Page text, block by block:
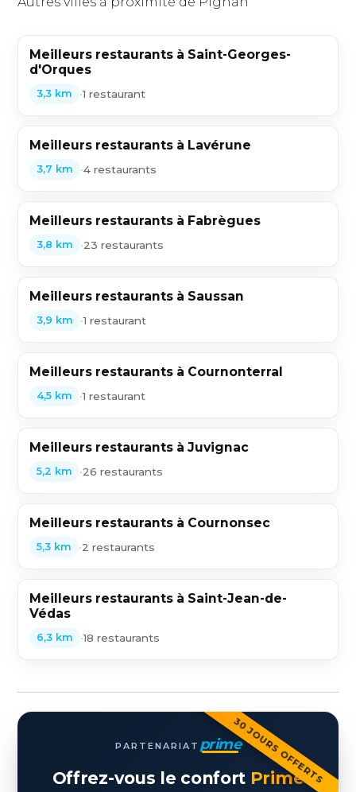
Meilleurs restaurants à Saint-Georges-
d'Orques
3,3 km •1 restaurant
Meilleurs restaurants à Lavérune
3,7 km •4 restaurants
Meilleurs restaurants à Fabrègues
3,8 km •23 restaurants
Meilleurs restaurants à Saussan
3,9 km •1 restaurant
Meilleurs restaurants à Cournonterral
4,5 km •1 restaurant
Meilleurs restaurants à Juvignac
5,2 km •26 restaurants
Meilleurs restaurants à Cournonsec
5,3 km •2 restaurants
Meilleurs restaurants à Saint-Jean-de-
Védas
6,3 km •18 restaurants
30 JOURS OFFERTS
PARTENARIAT prime
Offrez-vous le confort Prime